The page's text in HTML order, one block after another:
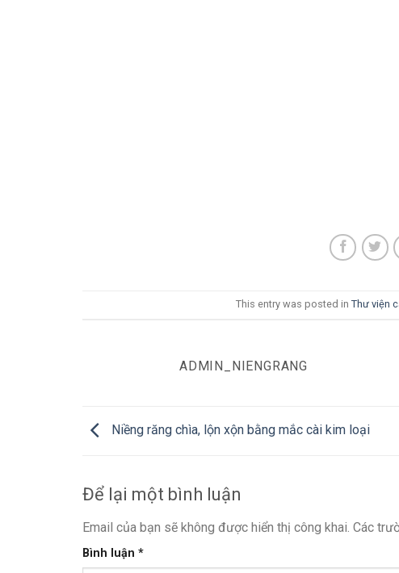
This entry was posted in Thư viện
ADMIN_NIENGRANG
Niềng răng chìa, lộn xộn bằng mắc cài kim loại
Để lại một bình luận
Email của bạn sẽ không được hiển thị công khai. Các
Bình luận *